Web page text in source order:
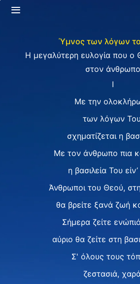
Ύμνος των λόγων
Η μεγαλύτερη ευλογία που ο
στον άνθρωπο
I
Με την
των λόγων
σχηματίζεται η
Με τον άνθρωπο πια
η βασιλεία Του
Άνθρωποι του Θεού, στη
θα βρείτε ξανά ζωή
Σήμερα ζείτε
αύριο θα ζείτε στη
Σ' όλους τους
ζεστασιά,